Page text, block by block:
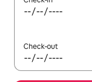
Check-out